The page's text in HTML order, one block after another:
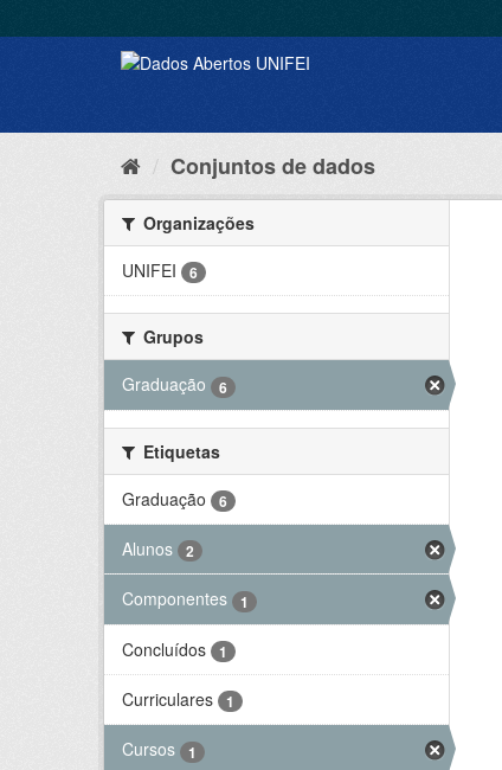
Conjuntos de dados
Organizações
UNIFEI
6
Grupos
Graduação
6
Etiquetas
Graduação
6
Alunos 2
Componentes 1
Concluídos 1
Curriculares 1
Cursos 1